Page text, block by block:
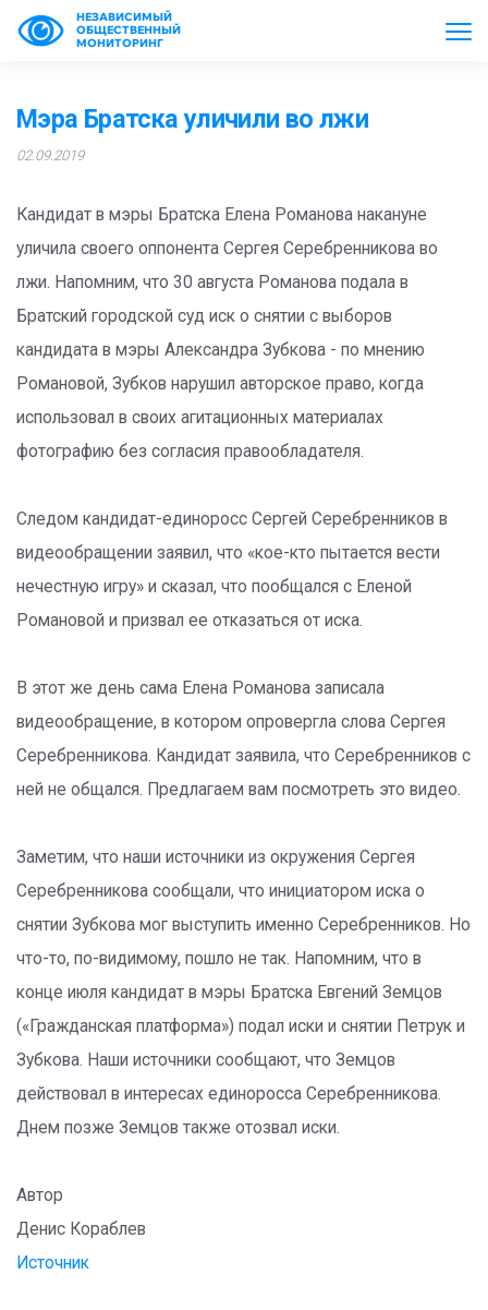
НЕЗАВИСИМЫЙ
ОБЩЕСТВЕННЫЙ
МОНИТОРИНГ
Мэра Братска уличили во лжи
02.09.2019
Кандидат в мэры Братска Елена Романова накануне
уличила своего оппонента Сергея Серебренникова во
лжи. Напомним, что 30 августа Романова подала в
Братский городской суд иск о снятии с выборов
кандидата в мэры Александра Зубкова - по мнению
Романовой, Зубков нарушил авторское право, когда
использовал в своих агитационных материалах
фотографию без согласия правообладателя.
Следом кандидат-единоросс Сергей Серебренников в
видеообращении заявил, что «кое-кто пытается вести
нечестную игру» и сказал, что пообщался с Еленой
Романовой и призвал ее отказаться от иска.
В этот же день сама Елена Романова записала
видеообращение, в котором опровергла слова Сергея
Серебренникова. Кандидат заявила, что Серебренников с
ней не общался. Предлагаем вам посмотреть это видео.
Заметим, что наши источники из окружения Сергея
Серебренникова сообщали, что инициатором иска о
снятии Зубкова мог выступить именно Серебренников. Но
что-то, по-видимому, пошло не так. Напомним, что в
конце июля кандидат в мэры Братска Евгений Земцов
(«Гражданская платформа») подал иски и снятии Петрук и
Зубкова. Наши источники сообщают, что Земцов
действовал в интересах единоросса Серебренникова.
Днем позже Земцов также отозвал иски.
Автор
Денис Кораблев
Источник